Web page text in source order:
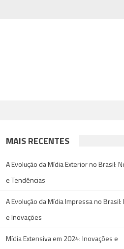
MAIS RECENTES
A Evolução da Mídia Exterior no Brasil:
e Tendências
A Evolução da Mídia Impressa no Brasil:
e Inovações
Mídia Extensiva em 2024: Inovações e